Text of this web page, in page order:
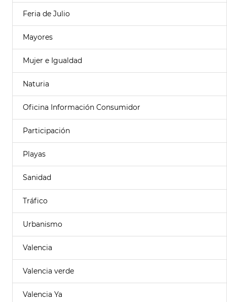
Feria de Julio
Mayores
Mujer e Igualdad
Naturia
Oficina Información Consumidor
Participación
Playas
Sanidad
Tráfico
Urbanismo
Valencia
Valencia verde
Valencia Ya